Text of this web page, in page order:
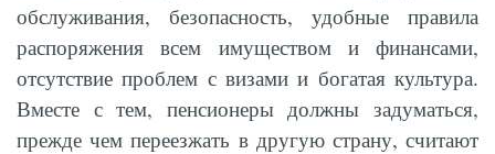
обслуживания, безопасность, удобные правила
распоряжения всем имуществом и финансами,
отсутствие проблем с визами и богатая культура.
Вместе с тем, пенсионеры должны задуматься,
прежде чем переезжать в другую страну, считают